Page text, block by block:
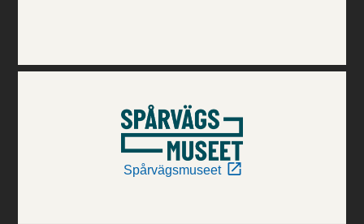
Spårvägsmuseet